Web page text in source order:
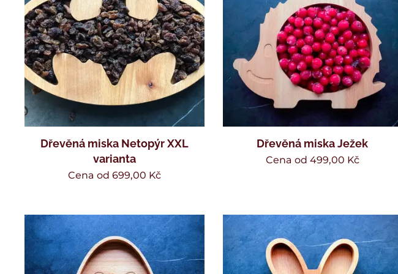
Dřevěná miska Netopýr XXL
varianta
Cena od 699,00 Kč
Dřevěná miska Ježek
Cena od 499,00 Kč